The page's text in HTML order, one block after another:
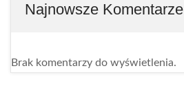
Najnowsze Komentarze
Brak komentarzy do wyświetlenia.